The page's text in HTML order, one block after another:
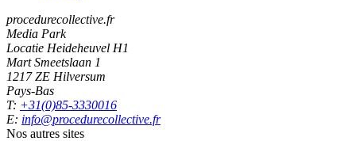
procedurecollective.fr
Media Park
Locatie Heideheuvel H1
Mart Smeetslaan 1
1217 ZE Hilversum
Pays-Bas
T: +31(0)85-3330016
E: info@procedurecollective.fr
Nos autres sites